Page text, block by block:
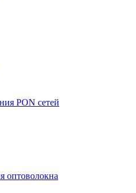
PON сетей
оптоволокна